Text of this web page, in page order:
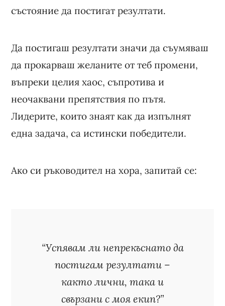
състояние да постигат резултати.
Да постигаш резултати значи да съумяваш
да прокарваш желаните от теб промени,
въпреки целия хаос, съпротива и
неочаквани препятствия по пътя.
Лидерите, които знаят как да изпълнят
една задача, са истински победители.
Ако си ръководител на хора, запитай се:
“Успявам ли непрекъснато да
постигам резултати –
както лични, така и
свързани с моя екип?”